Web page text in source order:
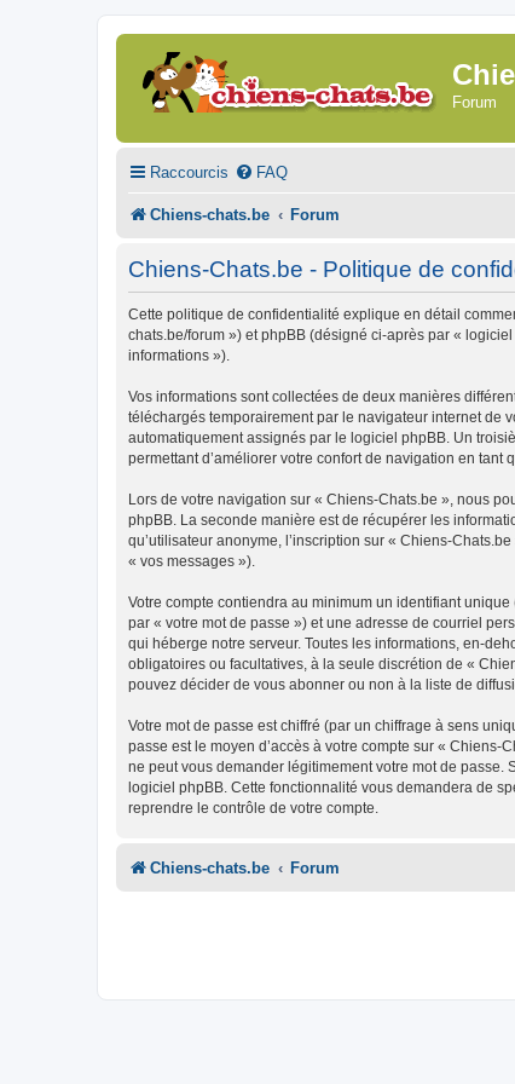
Forum
Raccourcis FAQ
Chiens-chats.be Forum
Chiens-Chats.be - Politique de
Cette politique de confidentialité explique en détail
chats.be/forum ») et phpBB (désigné ci-après par «
informations »).
Vos informations sont collectées de deux manières
téléchargés temporairement par le navigateur internet de
automatiquement assignés par le logiciel phpBB. Un
permettant d’améliorer votre confort de navigation en tant
Lors de votre navigation sur « Chiens-Chats.be », nous
phpBB. La seconde manière est de récupérer les
qu’utilisateur anonyme, l’inscription sur « Chiens-
« vos messages »).
Votre compte contiendra au minimum un identifiant
par « votre mot de passe ») et une adresse de courriel
qui héberge notre serveur. Toutes les informations, en-
obligatoires ou facultatives, à la seule discrétion de «
pouvez décider de vous abonner ou non à la liste de
Votre mot de passe est chiffré (par un chiffrage à sens
passe est le moyen d’accès à votre compte sur «
ne peut vous demander légitimement votre mot de passe.
logiciel phpBB. Cette fonctionnalité vous demandera de
reprendre le contrôle de votre compte.
Chiens-chats.be Forum